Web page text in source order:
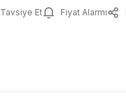
Tavsiye Et Fiyat Alarmı